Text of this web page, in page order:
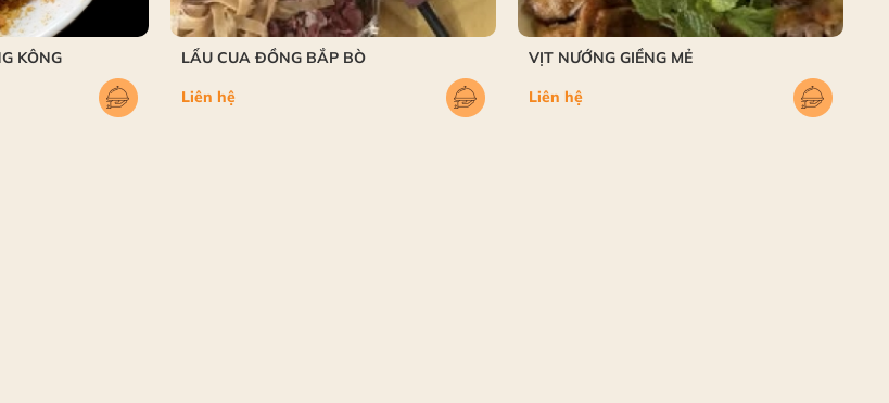
KÔNG
LẨU CUA ĐỒNG BẮP BÒ
Liên hệ
VỊT NƯỚNG GIỀNG MẺ
Liên hệ